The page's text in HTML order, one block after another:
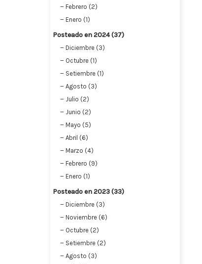
Febrero (2)
Enero (1)
Posteado en 2024 (37)
Diciembre (3)
Octubre (1)
Setiembre (1)
Agosto (3)
Julio (2)
Junio (2)
Mayo (5)
Abril (6)
Marzo (4)
Febrero (9)
Enero (1)
Posteado en 2023 (33)
Diciembre (3)
Noviembre (6)
Octubre (2)
Setiembre (2)
Agosto (3)